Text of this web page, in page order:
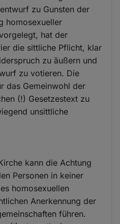
zu Gunsten der
homosexueller
hat der
die sittliche Pflicht, klar
zu äußern und
zu votieren. Die
das Gemeinwohl der
(!) Gesetzestext zu
unsittliche
kann die Achtung
Personen in keiner
homosexuellen
Anerkennung der
führen.